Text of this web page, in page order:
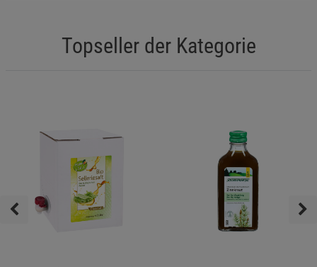
Topseller der Kategorie